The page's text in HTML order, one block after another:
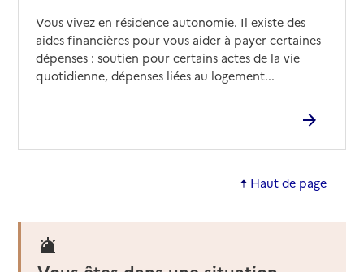
Vous vivez en résidence autonomie. Il existe des
aides financières pour vous aider à payer certaines
dépenses : soutien pour certains actes de la vie
quotidienne, dépenses liées au logement...
Haut de page